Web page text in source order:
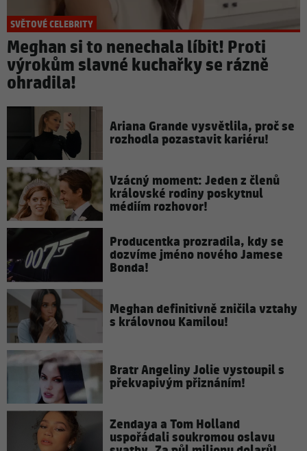
SVĚTOVÉ CELEBRITY
Meghan si to nenechala líbit! Proti
výrokům slavné kuchařky se rázně
ohradila!
Ariana Grande vysvětlila, proč se
rozhodla pozastavit kariéru!
Vzácný moment: Jeden z členů
královské rodiny poskytnul
médiím rozhovor!
Producentka prozradila, kdy se
dozvíme jméno nového Jamese
Bonda!
Meghan definitivně zničila vztahy
s královnou Kamilou!
Bratr Angeliny Jolie vystoupil s
překvapivým přiznáním!
Zendaya a Tom Holland
uspořádali soukromou oslavu